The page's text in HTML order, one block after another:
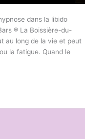
dans la libido
® La Boissière-du-
au long de la vie et peut
la fatigue. Quand le